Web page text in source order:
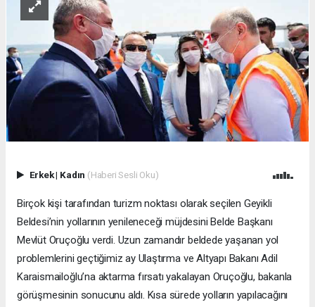
Erkek| Kadın (Haberi Sesli Oku)
Birçok kişi tarafından turizm noktası olarak seçilen Geyikli
Beldesi’nin yollarının yenileneceği müjdesini Belde Başkanı
Mevlüt Oruçoğlu verdi. Uzun zamandır beldede yaşanan yol
problemlerini geçtiğimiz ay Ulaştırma ve Altyapı Bakanı Adil
Karaismailoğlu’na aktarma fırsatı yakalayan Oruçoğlu, bakanla
görüşmesinin sonucunu aldı. Kısa sürede yolların yapılacağını